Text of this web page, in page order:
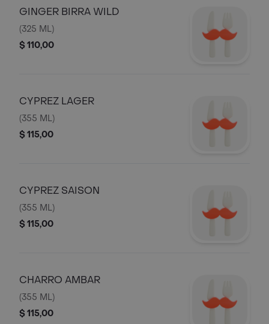
GINGER BIRRA WILD
(325 ML)
$ 110,00
CYPREZ LAGER
(355 ML)
$ 115,00
CYPREZ SAISON
(355 ML)
$ 115,00
CHARRO AMBAR
(355 ML)
$ 115,00